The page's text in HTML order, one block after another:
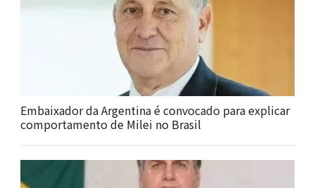
Embaixador da Argentina é convocado para explicar
comportamento de Milei no Brasil